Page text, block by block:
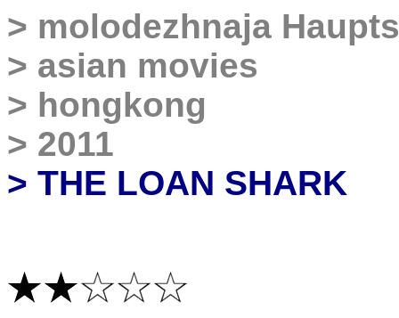
> molodezhnaja
> asian movies
> hongkong
> 2011
> THE LOAN SHARK